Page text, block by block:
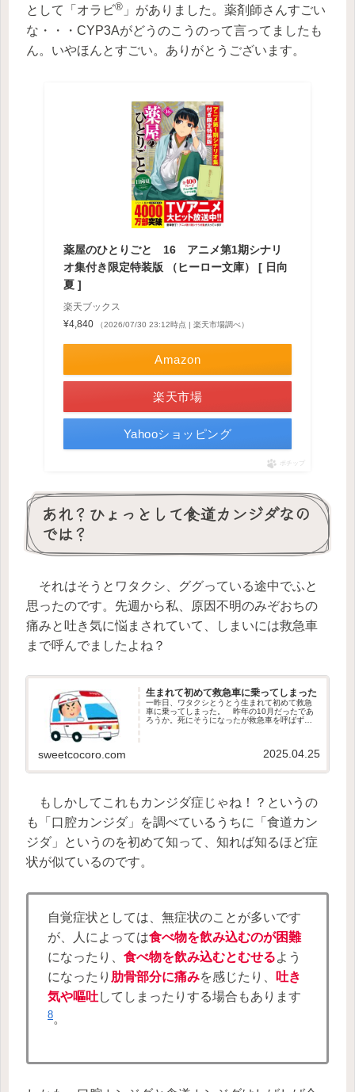
として「オラビ® 」がありました。薬剤師さんすごい
な・・・CYP3Aがどうのこうのって言ってましたも
ん。いやほんとすごい。ありがとうございます。
薬屋のひとりごと 16 アニメ第1期シナリ
オ集付き限定特装版 （ヒーロー文庫） [ 日向
夏 ]
楽天ブックス
¥4,840
（2026/07/30 23:12時点 | 楽天市場調べ）
Amazon
楽天市場
Yahooショッピング
ポチップ
あれ？ひょっとして食道カンジダなの
では？
それはそうとワタクシ、ググっている途中でふと
思ったのです。先週から私、原因不明のみぞおちの
痛みと吐き気に悩まされていて、しまいには救急車
まで呼んでましたよね？
生まれて初めて救急車に乗ってしまった
一昨日、ワタクシとうとう生まれて初めて救急
車に乗ってしまった。 昨年の10月だったであ
ろうか。死にそうになったが救急車を呼ばずに
sweetcocoro.com 2025.04.25
もしかしてこれもカンジダ症じゃね！？というの
も「口腔カンジダ」を調べているうちに「食道カン
ジダ」というのを初めて知って、知れば知るほど症
状が似ているのです。
自覚症状としては、無症状のことが多いです
が、人によっては食べ物を飲み込むのが困難
になったり、 食べ物を飲み込むとむせるよう
になったり 肋骨部分に痛みを感じたり、
吐き
気や嘔吐してしまったりする場合もあります
8。